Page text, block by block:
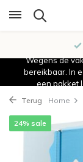
Wegens de
bereikbaar. In
een pakket
Terug Home
24% sale